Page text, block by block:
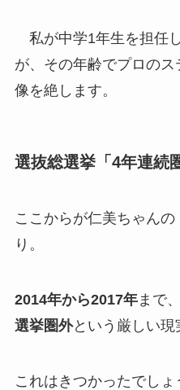
私が中学1年生を担任
が、その年齢でプロの
像を絶します。
選抜総選挙「4年連続
ここからが仁美ちゃんの
り。
2014年から2017年まで
選挙圏外という厳しい現
これはきつかったでしょ